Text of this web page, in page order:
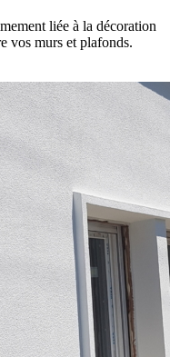
liée à la décoration
vos murs et plafonds.